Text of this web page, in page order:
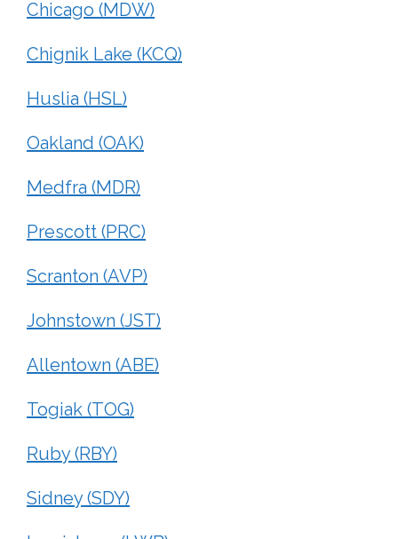
Chicago (MDW)
Chignik Lake (KCQ)
Huslia (HSL)
Oakland (OAK)
Medfra (MDR)
Prescott (PRC)
Scranton (AVP)
Johnstown (JST)
Allentown (ABE)
Togiak (TOG)
Ruby (RBY)
Sidney (SDY)